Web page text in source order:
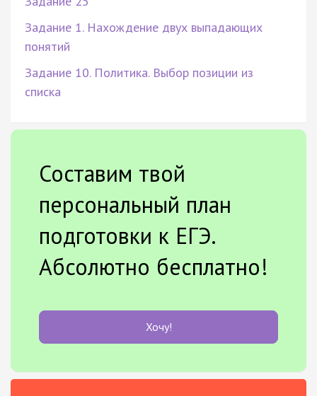
Задание 1. Нахождение двух выпадающих
понятий
Задание 10. Политика. Выбор позиции из
списка
Составим твой
персональный план
подготовки к ЕГЭ.
Абсолютно бесплатно!
Хочу!